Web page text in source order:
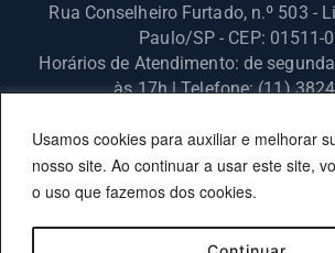
Usamos cookies para auxiliar e melhorar
nosso site. Ao continuar a usar este site,
o uso que fazemos dos cookies.
Rua Conselheiro Furtado, n.º 503 -
Paulo/SP - CEP: 01511-
Horários de Atendimento: de
às 17h | Telefone: (11)
© 2025 Fundação Procon – SP – Todos os
Site desenvolvido pela